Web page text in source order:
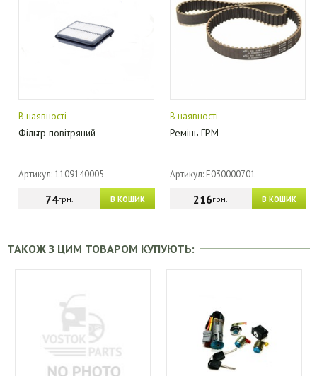
В наявності
Фільтр повітряний
Артикул: 1109140005
В КОШИК
74грн.
В наявності
Ремінь ГРМ
Артикул: E030000701
В КОШИК
216грн.
ТАКОЖ З ЦИМ ТОВАРОМ КУПУЮТЬ: